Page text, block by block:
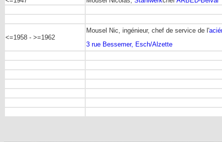
<=1958 - >=1962
Mousel Nic, ingénieur, chef de service de l'
3 rue Bessemer, Esch/Alzette